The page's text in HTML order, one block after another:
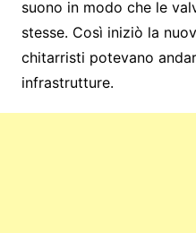
suono in modo che le
stesse. Così iniziò la
chitarristi potevano
infrastrutture.